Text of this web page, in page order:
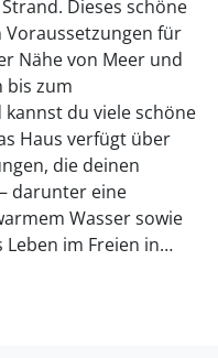
schöne
für
Nähe von Meer und
bis zum
du viele schöne
die deinen
darunter eine
Wasser sowie
im Freien in
und ein Feuerkorb